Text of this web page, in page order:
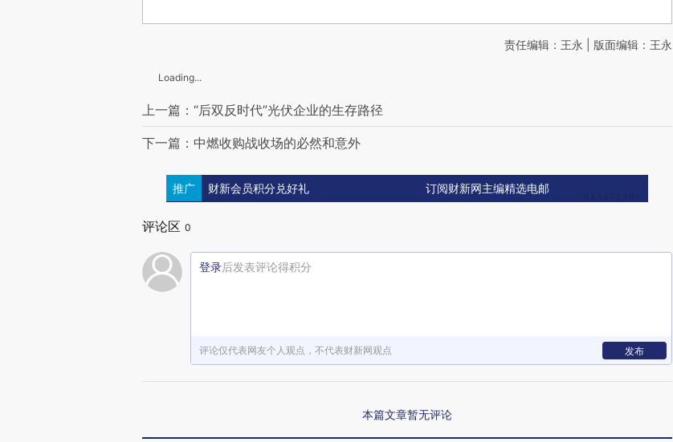
责任编辑：王永 | 版面编辑：王永
Loading...
上一篇：“后双反时代”光伏企业的生存路径
下一篇：中燃收购战收场的必然和意外
推广 财新会员积分兑好礼 订阅财新网主编精选电邮
评论区 0
登录后发表评论得积分
评论仅代表网友个人观点，不代表财新网观点 发布
本篇文章暂无评论